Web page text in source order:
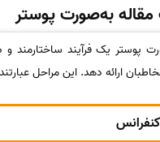
به‌صورت پوستر
پوستر یک فرآیند ساختارمند و
ارائه دهد. این مراحل